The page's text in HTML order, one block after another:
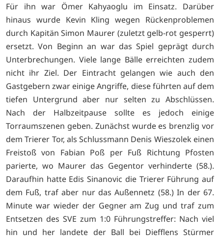
Für ihn war Ömer Kahyaoglu im Einsatz. Darüber
hinaus wurde Kevin Kling wegen Rückenproblemen
durch Kapitän Simon Maurer (zuletzt gelb-rot gesperrt)
ersetzt. Von Beginn an war das Spiel geprägt durch
Unterbrechungen. Viele lange Bälle erreichten zudem
nicht ihr Ziel. Der Eintracht gelangen wie auch den
Gastgebern zwar einige Angriffe, diese führten auf dem
tiefen Untergrund aber nur selten zu Abschlüssen.
Nach der Halbzeitpause sollte es jedoch einige
Torraumszenen geben. Zunächst wurde es brenzlig vor
dem Trierer Tor, als Schlussmann Denis Wieszolek einen
Freistoß von Fabian Poß per Fuß Richtung Pfosten
parierte, wo Maurer das Gegentor verhinderte (58.).
Daraufhin hatte Edis Sinanovic die Trierer Führung auf
dem Fuß, traf aber nur das Außennetz (58.) In der 67.
Minute war wieder der Gegner am Zug und traf zum
Entsetzen des SVE zum 1:0 Führungstreffer: Nach viel
hin und her landete der Ball bei Diefflens Stürmer